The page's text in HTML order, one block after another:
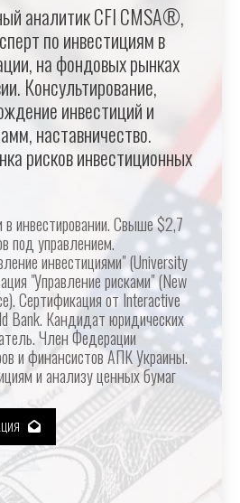
аналитик CFI CMSA®,
по инвестициям в
на фондовых рынках
Консультирование,
инвестиций и
наставничество.
рисков инвестиционных
в инвестировании. Свыше $2,7
под управлением.
инвестициями" (University
"Управление рисками" (New
Сертификация от Interactive
Bank. Кандидат юридических
Член Федерации
и финансистов АПК Украины.
и анализу ценных бумаг